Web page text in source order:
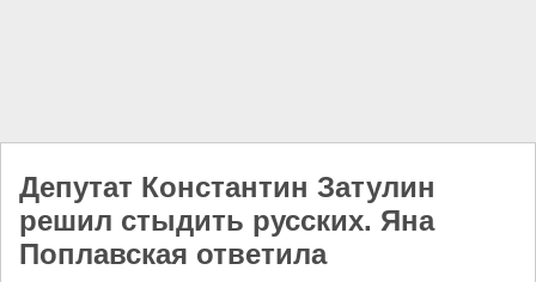
Депутат Константин Затулин
решил стыдить русских. Яна
Поплавская ответила